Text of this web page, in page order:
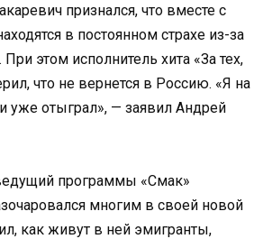
признался, что вместе с
в постоянном страхе из-за
этом исполнитель хита «За тех,
что не вернется в Россию. «Я на
уже отыграл», — заявил Андрей
программы «Смак»
многим в своей новой
как живут в ней эмигранты,